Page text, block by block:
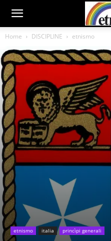
Home DISCIPLINE etnismo
etnismo italia princìpi generali